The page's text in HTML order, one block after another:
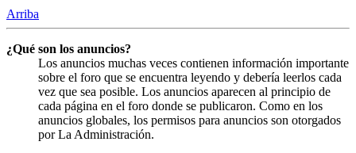
Arriba
¿Qué son los anuncios?
Los anuncios muchas veces contienen información importante
sobre el foro que se encuentra leyendo y debería leerlos cada
vez que sea posible. Los anuncios aparecen al principio de
cada página en el foro donde se publicaron. Como en los
anuncios globales, los permisos para anuncios son otorgados
por La Administración.